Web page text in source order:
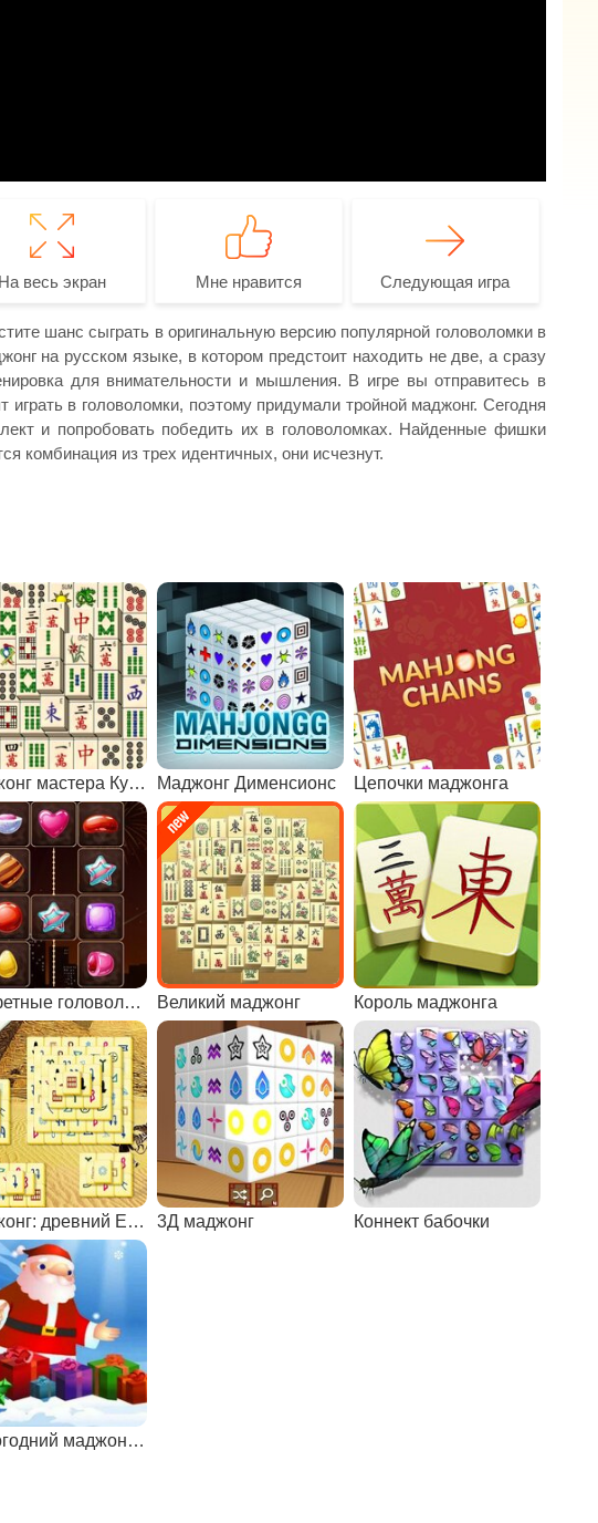
На весь экран Мне нравится Следующая игра
шанс сыграть в оригинальную версию популярной головоломки в
на русском языке, в котором предстоит находить не две, а сразу
для внимательности и мышления. В игре вы отправитесь в
в головоломки, поэтому придумали тройной маджонг. Сегодня
и попробовать победить их в головоломках. Найденные фишки
комбинация из трех идентичных, они исчезнут.
Маджонг мастера Кувана Маджонг Дименсионс Цепочки маджонга
Конфетные головоломки Великий маджонг Король маджонга
Маджонг: древний Египет 3Д маджонг Коннект бабочки
Новогодний маджонг Коннект